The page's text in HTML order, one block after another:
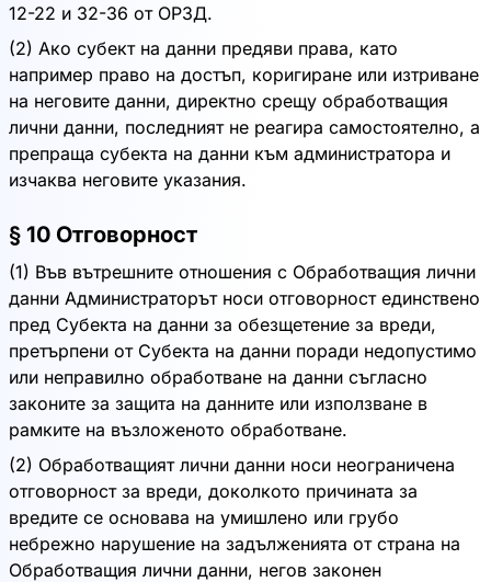
12-22 и 32-36 от ОРЗД.
(2) Ако субект на данни предяви права, като
например право на достъп, коригиране или изтриване
на неговите данни, директно срещу обработващия
лични данни, последният не реагира самостоятелно, а
препраща субекта на данни към администратора и
изчаква неговите указания.
§ 10 Отговорност
(1) Във вътрешните отношения с Обработващия лични
данни Администраторът носи отговорност единствено
пред Субекта на данни за обезщетение за вреди,
претърпени от Субекта на данни поради недопустимо
или неправилно обработване на данни съгласно
законите за защита на данните или използване в
рамките на възложеното обработване.
(2) Обработващият лични данни носи неограничена
отговорност за вреди, доколкото причината за
вредите се основава на умишлено или грубо
небрежно нарушение на задълженията от страна на
Обработващия лични данни, негов законен